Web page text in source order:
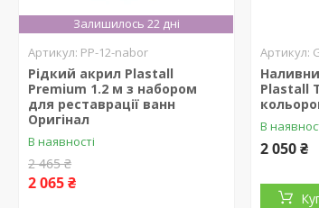
Залишилось 22 дні
PP-12-nabor
Рідкий акрил Plastall
Premium 1.2 м з набором
для реставрації ванн
Оригінал
В наявності
2 465 ₴
2 065 ₴
Plastall
В
2 050 ₴